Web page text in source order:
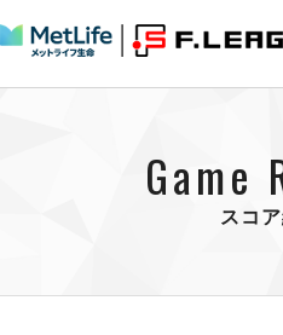
すべてのニュース
U-23選抜
試合を観る MATCHES
Game
スコ